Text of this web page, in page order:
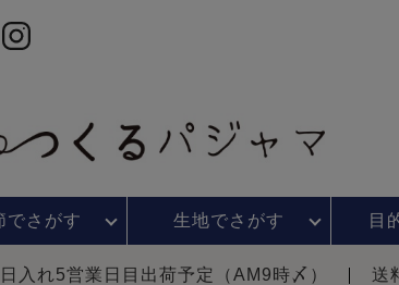
でさがす 生地でさがす 目
入れ5営業日目出荷予定（AM9時〆） 送